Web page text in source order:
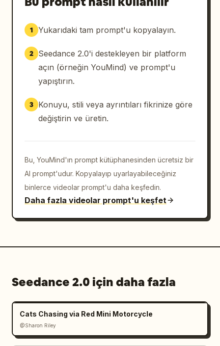
1 Yukarıdaki tam prompt'u kopyalayın.
2
Seedance 2.0'i destekleyen bir platform
açın (örneğin YouMind) ve prompt'u
yapıştırın.
3
Konuyu, stili veya ayrıntıları fikrinize göre
değiştirin ve üretin.
Bu, YouMind'ın prompt kütüphanesinden ücretsiz bir
AI prompt'udur. Kopyalayıp uyarlayabileceğiniz
binlerce videolar prompt'u daha keşfedin.
Daha fazla videolar prompt'u keşfet
Seedance 2.0 için daha fazla
Cats Chasing via Red Mini Motorcycle
@Sharon Riley